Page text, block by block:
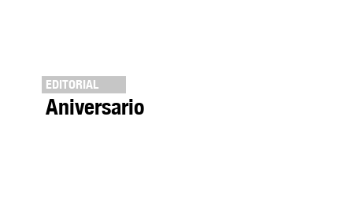
EDITORIAL
Aniversario